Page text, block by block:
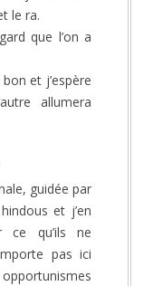
le ra.
que l’on a
et j’espère
allumera
guidée par
et j’en
ce qu’ils ne
pas ici